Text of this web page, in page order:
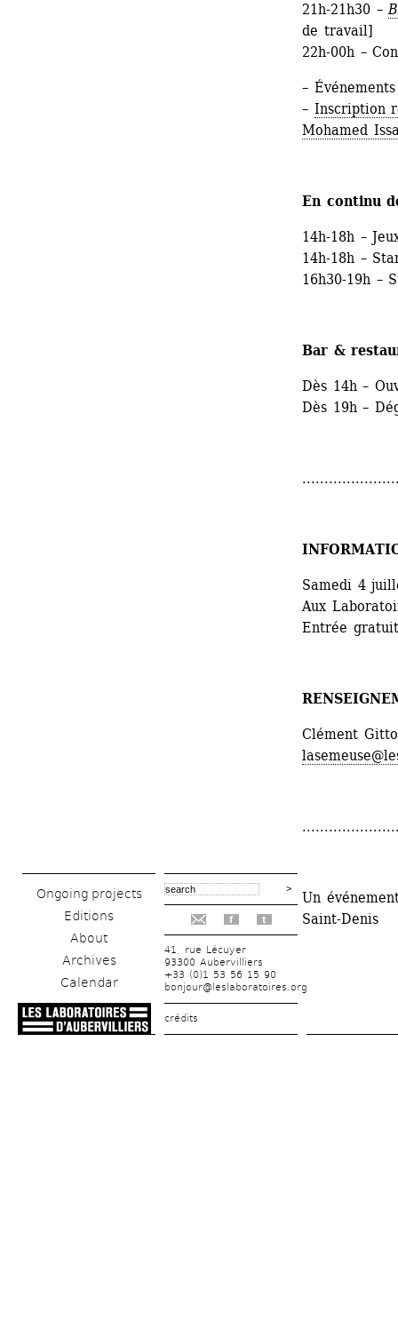
Ongoing projects
Editions
About
Archives
Calendar
f t
41, rue Lécuyer
93300 Aubervilliers
+33 (0)1 53 56 15 90
bonjour@leslaboratoires.org
crédits
21h-21h30 –
de travail]
22h-00h –
–
– Inscription
Mohamed
En continu
14h-18h –
14h-18h –
16h30-19h –
Bar &
Dès 14h –
Dès 19h –
Samedi 4
Aux
Entrée
Clément
Un
Saint-Denis